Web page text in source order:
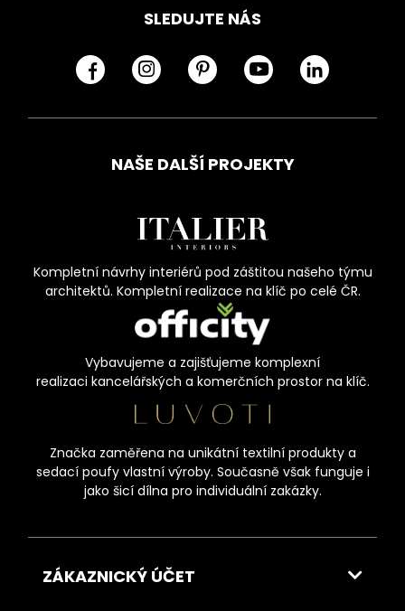
SLEDUJTE NÁS
NAŠE DALŠÍ PROJEKTY
Kompletní návrhy interiérů pod záštitou našeho týmu
architektů. Kompletní realizace na klíč po celé ČR.
Vybavujeme a zajišťujeme komplexní
realizaci kancelářských a komerčních prostor na klíč.
Značka zaměřena na unikátní textilní produkty a
sedací poufy vlastní výroby. Současně však funguje i
jako šicí dílna pro individuální zakázky.
ZÁKAZNICKÝ ÚČET